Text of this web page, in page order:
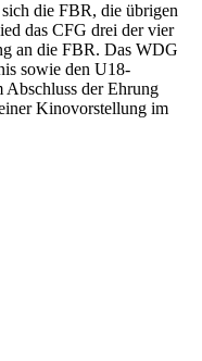
sich die FBR, die übrigen
das CFG drei der vier
an die FBR. Das WDG
sowie den U18-
der Ehrung
Kinovorstellung im